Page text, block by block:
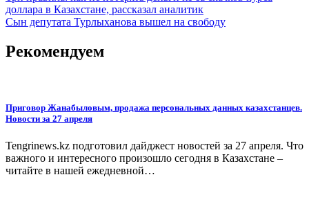
по
доллара в Казахстане, рассказал аналитик
Сын депутата Турлыханова вышел на свободу
Рекомендуем
Приговор Жанабыловым, продажа персональных данных казахстанцев.
Новости за 27 апреля
Tengrinews.kz подготовил дайджест новостей за 27 апреля. Что
важного и интересного произошло сегодня в Казахстане –
читайте в нашей ежедневной…